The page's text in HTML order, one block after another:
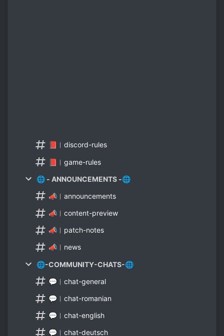
📕︱discord-rules
📕︱game-rules
🌐 - ANNOUNCEMENTS -🌐
📣︱announcements
📣︱content-preview
📣︱patch-notes
📣︱news
🌐-COMMUNITY-CHATS-🌐
💬︱chat-general
💬︱chat-romanian
💬︱chat-english
💬︱chat-deutsch